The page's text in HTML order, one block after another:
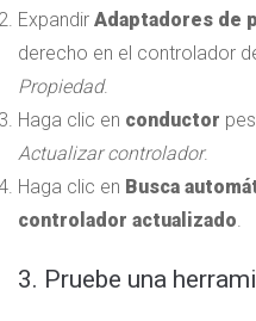
Expandir Adaptadores de
derecho en el controlador
Propiedad.
Haga clic en conductor
Actualizar controlador.
Haga clic en Busca
controlador actualizado.
3. Pruebe una